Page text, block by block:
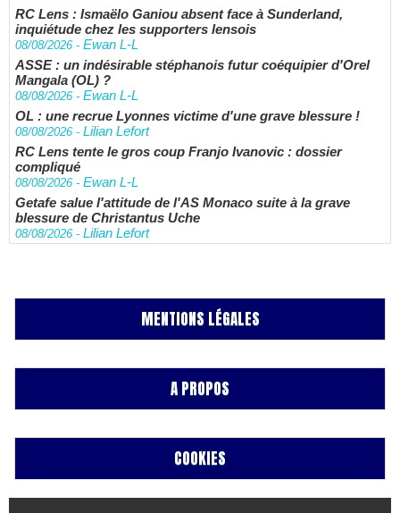
RC Lens : Ismaëlo Ganiou absent face à Sunderland,
inquiétude chez les supporters lensois
08/08/2026 - Ewan L-L
ASSE : un indésirable stéphanois futur coéquipier d'Orel
Mangala (OL) ?
08/08/2026 - Ewan L-L
OL : une recrue Lyonnes victime d'une grave blessure !
08/08/2026 - Lilian Lefort
RC Lens tente le gros coup Franjo Ivanovic : dossier
compliqué
08/08/2026 - Ewan L-L
Getafe salue l'attitude de l'AS Monaco suite à la grave
blessure de Christantus Uche
08/08/2026 - Lilian Lefort
MENTIONS LÉGALES
A PROPOS
COOKIES